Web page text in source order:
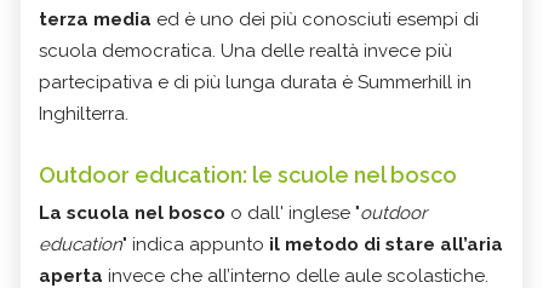
terza media ed è uno dei più conosciuti esempi di
scuola democratica. Una delle realtà invece più
partecipativa e di più lunga durata è Summerhill in
Inghilterra.
Outdoor education: le scuole nel bosco
La scuola nel bosco o dall' inglese "outdoor
education" indica appunto il metodo di stare all’aria
aperta invece che all’interno delle aule scolastiche.